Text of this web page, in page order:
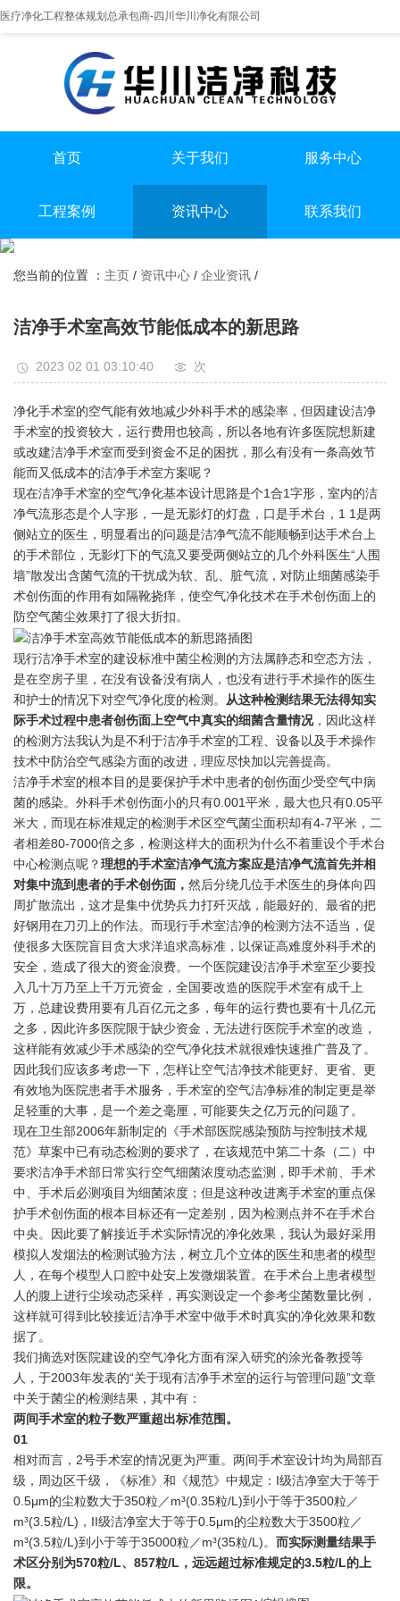
医疗净化工程整体规划总承包商-四川华川净化有限公司
提供实医疗净化整体解决方案
首页 关于我们 服务中心
手术室净化装修
实验室净化装修
工程案例
无尘车间
资讯中心 联系我们
您当前的位置 ： 主页 / 资讯中心 / 企业资讯 /
洁净手术室高效节能低成本的新思路
2023 02 01 03:10:40 次
净化手术室的空气能有效地减少外科手术的感染率，但因建设洁净
手术室的投资较大，运行费用也较高，所以各地有许多医院想新建
或改建洁净手术室而受到资金不足的困扰，那么有没有一条高效节
能而又低成本的洁净手术室方案呢？
现在洁净手术室的空气净化基本设计思路是个1合1字形，室内的洁
净气流形态是个人字形，一是无影灯的灯盘，口是手术台，1 1是两
侧站立的医生，明显看出的问题是洁净气流不能顺畅到达手术台上
的手术部位，无影灯下的气流又要受两侧站立的几个外科医生“人围
墙”散发出含菌气流的干扰成为软、乱、脏气流，对防止细菌感染手
术创伤面的作用有如隔靴挠痒，使空气净化技术在手术创伤面上的
防空气菌尘效果打了很大折扣。
现行洁净手术室的建设标准中菌尘检测的方法属静态和空态方法，
是在空房子里，在没有设备没有病人，也没有进行手术操作的医生
和护士的情况下对空气净化度的检测。 从这种检测结果无法得知实
际手术过程中患者创伤面上空气中真实的细菌含量情况，因此这样
的检测方法我认为是不利于洁净手术室的工程、设备以及手术操作
技术中防治空气感染方面的改进，理应尽快加以完善提高。
洁净手术室的根本目的是要保护手术中患者的创伤面少受空气中病
菌的感染。外科手术创伤面小的只有0.001平米，最大也只有0.05平
米大，而现在标准规定的检测手术区空气菌尘面积却有4-7平米，二
者相差80-7000倍之多，检测这样大的面积为什么不着重设个手术台
中心检测点呢？理想的手术室洁净气流方案应是洁净气流首先并相
对集中流到患者的手术创伤面， 然后分绕几位手术医生的身体向四
周扩散流出，这才是集中优势兵力打歼灭战，能最好的、最省的把
好钢用在刀刃上的作法。而现行手术室洁净的检测方法不适当，促
使很多大医院盲目贪大求洋追求高标准，以保证高难度外科手术的
安全，造成了很大的资金浪费。一个医院建设洁净手术室至少要投
入几十万乃至上千万元资金，全国要改造的医院手术室有成千上
万，总建设费用要有几百亿元之多，每年的运行费也要有十几亿元
之多，因此许多医院限于缺少资金，无法进行医院手术室的改造，
这样能有效减少手术感染的空气净化技术就很难快速推广普及了。
因此我们应该多考虑一下，怎样让空气洁净技术能更好、更省、更
有效地为医院患者手术服务，手术室的空气洁净标准的制定更是举
足轻重的大事，是一个差之毫厘，可能要失之亿万元的问题了。
现在卫生部2006年新制定的《手术部医院感染预防与控制技术规
范》草案中已有动态检测的要求了，在该规范中第二十条（二）中
要求洁净手术部日常实行空气细菌浓度动态监测，即手术前、手术
中、手术后必测项目为细菌浓度；但是这种改进离手术室的重点保
护手术创伤面的根本目标还有一定差别，因为检测点并不在手术台
中央。因此要了解接近手术实际情况的净化效果，我认为最好采用
模拟人发烟法的检测试验方法，树立几个立体的医生和患者的模型
人，在每个模型人口腔中处安上发微烟装置。在手术台上患者模型
人的腹上进行尘埃动态采样，再实测设定一个参考尘菌数量比例，
这样就可得到比较接近洁净手术室中做手术时真实的净化效果和数
据了。
我们摘选对医院建设的空气净化方面有深入研究的涂光备教授等
人，于2003年发表的“关于现有洁净手术室的运行与管理问题”文章
中关于菌尘的检测结果，其中有：
两间手术室的粒子数严重超出标准范围。
01
相对而言，2号手术室的情况更为严重。 两间手术室设计均为局部百
级，周边区千级，《标准》和《规范》中规定：I级洁净室大于等于
0.5μm的尘粒数大于350粒／m³(0.35粒/L)到小于等于3500粒／
m³(3.5粒/L)，II级洁净室大于等于0.5μm的尘粒数大于3500粒／
m³(3.5粒/L)到小于等于35000粒／m³(35粒/L)。 而实际测量结果手
术区分别为570粒/L、857粒/L，远远超过标准规定的3.5粒/L的上
限。